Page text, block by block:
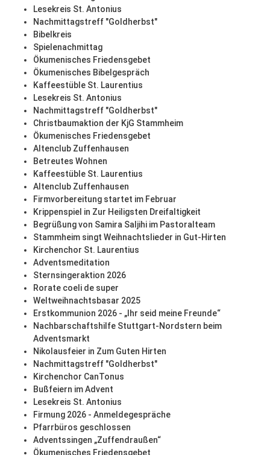
Lesekreis St. Antonius
Nachmittagstreff "Goldherbst"
Bibelkreis
Spielenachmittag
Ökumenisches Friedensgebet
Ökumenisches Bibelgespräch
Kaffeestüble St. Laurentius
Lesekreis St. Antonius
Nachmittagstreff "Goldherbst"
Christbaumaktion der KjG Stammheim
Ökumenisches Friedensgebet
Altenclub Zuffenhausen
Betreutes Wohnen
Kaffeestüble St. Laurentius
Altenclub Zuffenhausen
Firmvorbereitung startet im Februar
Krippenspiel in Zur Heiligsten Dreifaltigkeit
Begrüßung von Samira Saljihi im Pastoralteam
Stammheim singt Weihnachtslieder in Gut-Hirten
Kirchenchor St. Laurentius
Adventsmeditation
Sternsingeraktion 2026
Rorate coeli de super
Weltweihnachtsbasar 2025
Erstkommunion 2026 - „Ihr seid meine Freunde“
Nachbarschaftshilfe Stuttgart-Nordstern beim
Adventsmarkt
Nikolausfeier in Zum Guten Hirten
Nachmittagstreff "Goldherbst"
Kirchenchor CanTonus
Bußfeiern im Advent
Lesekreis St. Antonius
Firmung 2026 - Anmeldegespräche
Pfarrbüros geschlossen
Adventssingen „Zuffendraußen“
Ökumenisches Friedensgebet